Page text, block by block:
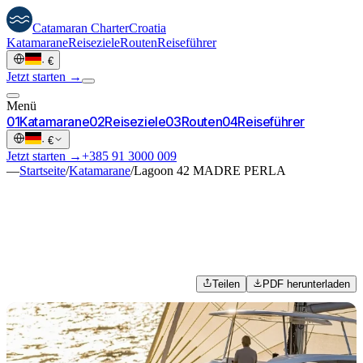
Catamaran CharterCroatia
KatamaraneReisezieleRoutenReiseführer
· €
Jetzt starten →
Menü
01Katamarane02Reiseziele03Routen04Reiseführer
· €
Jetzt starten →+385 91 3000 009
—Startseite/Katamarane/Lagoon 42 MADRE PERLA
Teilen PDF herunterladen